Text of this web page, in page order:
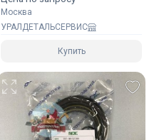
Москва
УРАЛДЕТАЛЬСЕРВИС
Купить